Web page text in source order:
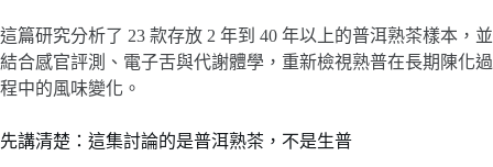
這篇研究分析了 23 款存放 2 年到 40 年以上的普洱熟茶樣本，並
結合感官評測、電子舌與代謝體學，重新檢視熟普在長期陳化過
程中的風味變化。
先講清楚：這集討論的是普洱熟茶，不是生普